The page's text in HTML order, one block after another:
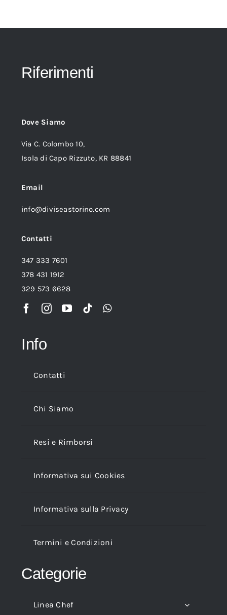
Riferimenti
Dove Siamo
Via C. Colombo 10,
Isola di Capo Rizzuto, KR 88841
Email
info@diviseastorino.com
Contatti
347 333 7601
378 431 1912
329 573 6628
Info
Contatti
Chi Siamo
Resi e Rimborsi
Informativa sui Cookies
Informativa sulla Privacy
Termini e Condizioni
Categorie
Linea Chef